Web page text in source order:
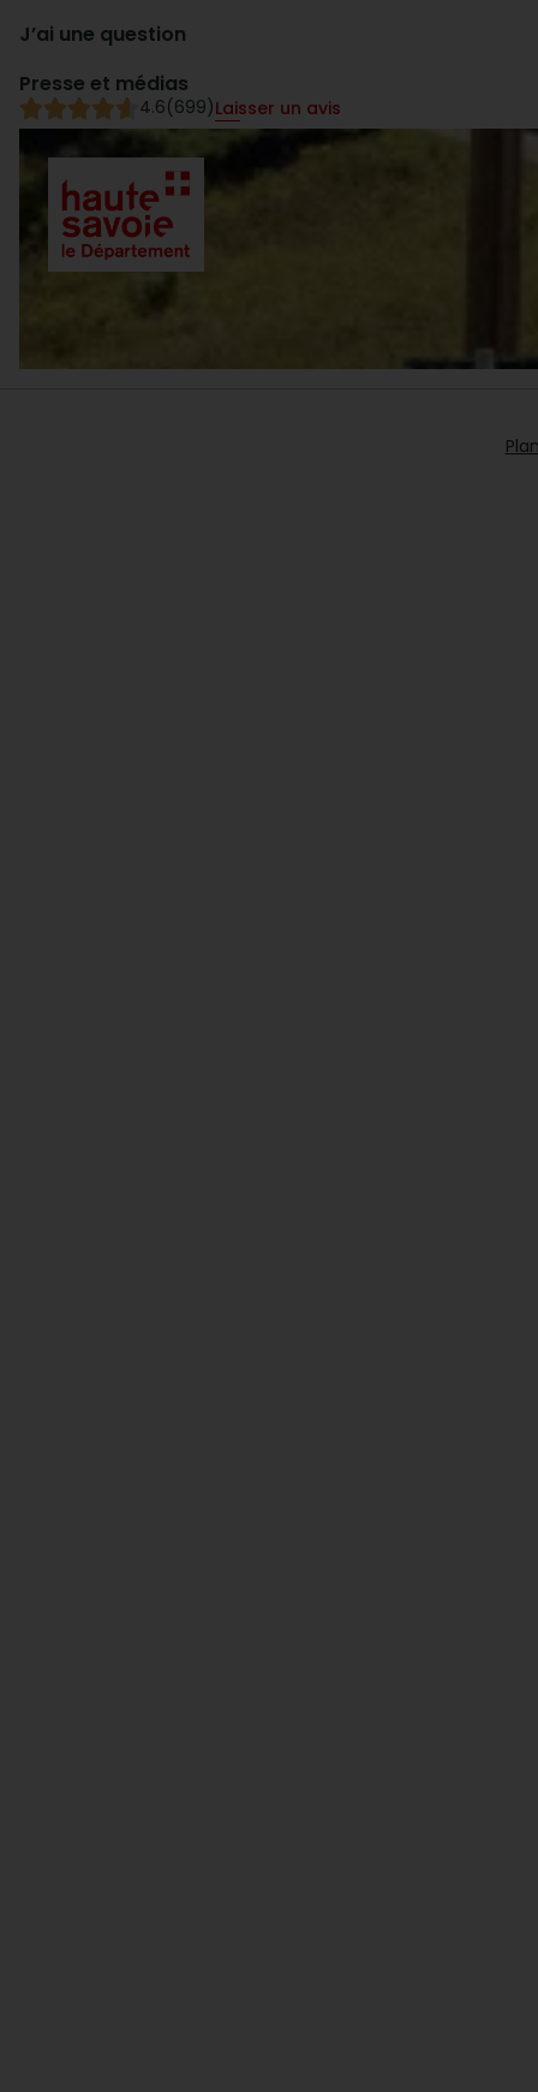
J’ai une question
Presse et médias
4.6(699)Laisser un avis